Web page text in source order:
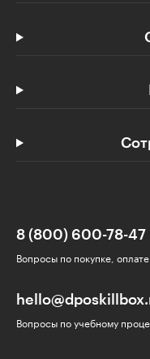
8 (800) 600-78-47
Вопросы по покупке,
Вопросы по учебному